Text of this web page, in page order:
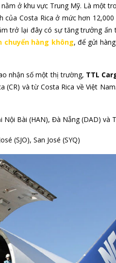
nằm ở khu vực Trung Mỹ. Là một
Costa Rica ở mức hơn
trở lại đây có sự tăng trưởng
chuyển hàng không, để gửi
nhận số một thị trường, TTL
(CR) và từ Costa Rica về Việt
Bài (HAN), Đà Nẵng (DAD) và
(SJO), San José (SYQ)